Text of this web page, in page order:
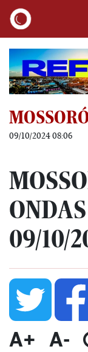
09/10/2024 08:06
09/10/
A+ A-